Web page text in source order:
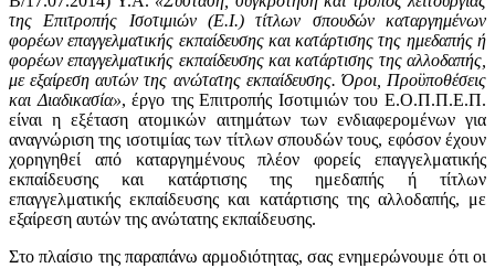
της Επιτροπής Ισοτιμιών (Ε.Ι.) τίτλων σπουδών καταργημένων
φορέων επαγγελματικής εκπαίδευσης και κατάρτισης της ημεδαπής ή
φορέων επαγγελματικής εκπαίδευσης και κατάρτισης της αλλοδαπής,
με εξαίρεση αυτών της ανώτατης εκπαίδευσης. Όροι, Προϋποθέσεις
και Διαδικασία», έργο της Επιτροπής Ισοτιμιών του Ε.Ο.Π.Π.Ε.Π.
είναι η εξέταση ατομικών αιτημάτων των ενδιαφερομένων για
αναγνώριση της ισοτιμίας των τίτλων σπουδών τους, εφόσον έχουν
χορηγηθεί από καταργημένους πλέον φορείς επαγγελματικής
εκπαίδευσης και κατάρτισης της ημεδαπής ή τίτλων
επαγγελματικής εκπαίδευσης και κατάρτισης της αλλοδαπής, με
εξαίρεση αυτών της ανώτατης εκπαίδευσης.
Στο πλαίσιο της παραπάνω αρμοδιότητας, σας ενημερώνουμε ότι οι